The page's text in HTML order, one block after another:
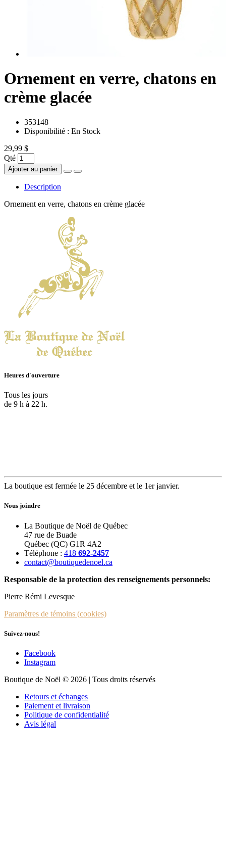
Ornement en verre, chatons en
crème glacée
353148
Disponibilité : En Stock
29,99 $
Qté
Ajouter au panier
Description
Ornement en verre, chatons en crème glacée
Heures d'ouverture
Tous les jours
de 9 h à 22 h.
La boutique est fermée le 25 décembre et le 1er janvier.
Nous joindre
La Boutique de Noël de Québec
47 rue de Buade
Québec (QC) G1R 4A2
Téléphone : 418 692-2457
contact@boutiquedenoel.ca
Responsable de la protection des renseignements personnels:
Pierre Rémi Levesque
Paramètres de témoins (cookies)
Suivez-nous!
Facebook
Instagram
Boutique de Noël © 2026 | Tous droits réservés
Retours et échanges
Paiement et livraison
Politique de confidentialité
Avis légal